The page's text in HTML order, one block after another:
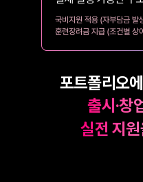
포트폴리오
출시·창
실전 지